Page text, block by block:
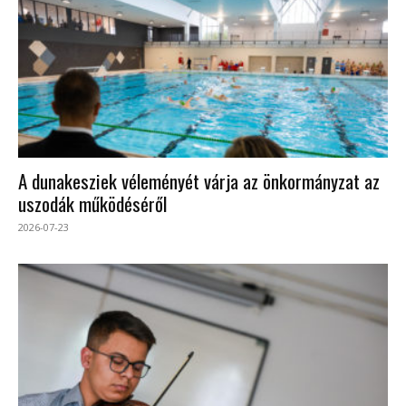
A dunakesziek véleményét várja az önkormányzat az
uszodák működéséről
2026-07-23